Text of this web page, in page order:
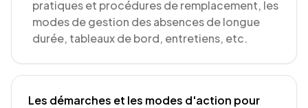
pratiques et procédures de remplacement, les
modes de gestion des absences de longue
durée, tableaux de bord, entretiens, etc.
Les démarches et les modes d'action pour